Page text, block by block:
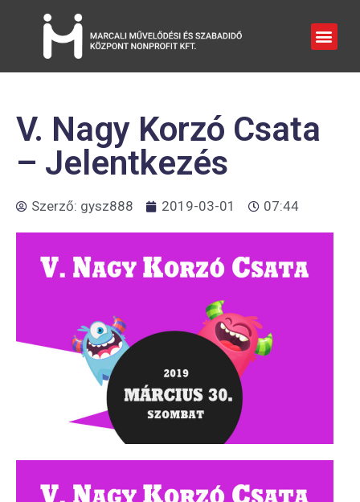
V. Nagy Korzó Csata
– Jelentkezés
Szerző: gysz888 2019-03-01 07:44